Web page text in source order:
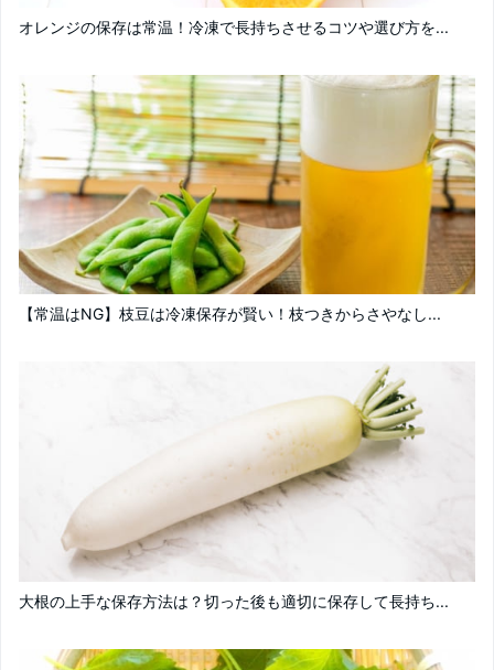
オレンジの保存は常温！冷凍で長持ちさせるコツや選び方を...
【常温はNG】枝豆は冷凍保存が賢い！枝つきからさやなし...
大根の上手な保存方法は？切った後も適切に保存して長持ち...